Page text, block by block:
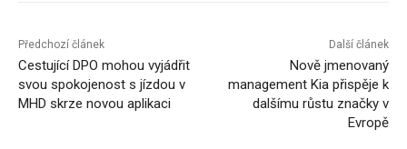
Předchozí článek
Cestující DPO mohou vyjádřit
svou spokojenost s jízdou v
MHD skrze novou aplikaci
Další článek
Nově jmenovaný
management Kia přispěje k
dalšímu růstu značky v
Evropě